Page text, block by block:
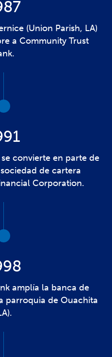
(Union Parish, LA)
a Community Trust
convierte en parte de
de cartera
Corporation.
amplía la banca de
parroquia de Ouachita